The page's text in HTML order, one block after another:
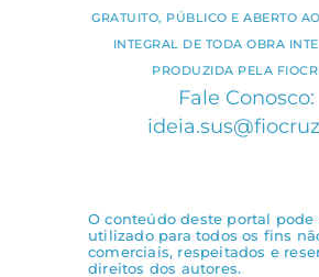
GRATUITO, PÚBLICO E ABERTO
INTEGRAL DE TODA OBRA
PRODUZIDA PELA
Fale Conosco:
O conteúdo deste portal pode
utilizado para todos os fins
comerciais, respeitados e
direitos dos autores.